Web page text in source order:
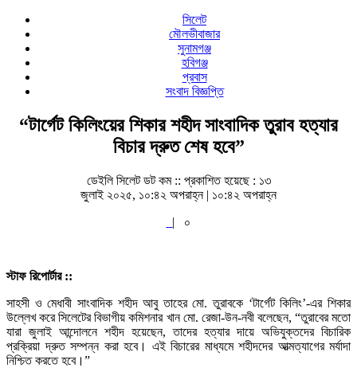
সিলেট
মৌলভীবাজার
সুনামগঞ্জ
হবিগঞ্জ
প্রবাস
সংবাদ বিজ্ঞপ্তি
“টার্গেট কিলিংয়ের শিকার শহীদ সাংবাদিক তুরাব হত্যার
বিচার দ্রুত শেষ হবে”
ডেইলি সিলেট ডট কম :: প্রকাশিত হয়েছে : ১৩
জুলাই ২০২৫, ১০:৪২ অপরাহ্ন | ১০:৪২ অপরাহ্ন
|
০
স্টাফ রিপোর্টার ::
সাহসী ও মেধাবী সাংবাদিক শহীদ আবু তাহের মো. তুরাবকে ‘টার্গেট কিলিং’-এর শিকার
উল্লেখ করে সিলেটের বিভাগীয় কমিশনার খান মো. রেজা-উন-নবী বলেছেন, “তুরাবের মতো
যারা জুলাই আন্দোলনে শহীদ হয়েছেন, তাদের হত্যার দায়ে অভিযুক্তদের বিচারিক
প্রক্রিয়া দ্রুত সম্পন্ন করা হবে। এই বিচারের মাধ্যমে শহীদদের আত্মত্যাগের মর্যাদা
নিশ্চিত করতে হবে।”